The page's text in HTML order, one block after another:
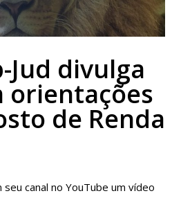
Jud divulga
orientações
de Renda
canal no YouTube um vídeo